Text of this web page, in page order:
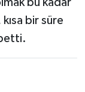
bu kadar
bir süre